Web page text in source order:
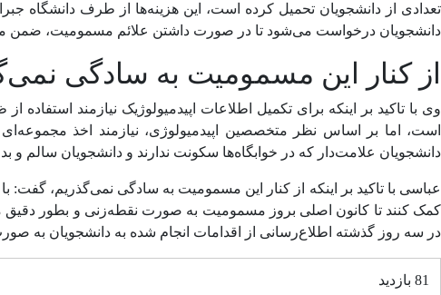
تعدادی از دانشجویان تحمیل کرده است، این هزینه‌ها از طرف
دانشجویان درخواست می‌شود تا در صورت داشتن علائم مسمومیت، ضمن
از کنار این مسمومیت به سادگی
وی با تاکید بر اینکه برای تکمیل اطلاعات اپیدمیولوژیک نیازمند
است، اما بر اساس نظر متخصصین اپیدمیولوژی، نیازمند اخذ
دانشجویان علامت‌دار که در خوابگاه‌ها سکونت ندارند و دانشجویان سالم و
عباسی با تاکید بر اینکه از کنار این مسمومیت به سادگی نمی‌گذریم، گفت:
کمک کنند تا کانون اصلی بروز مسمومیت به صورت نقطه‌زنی و بطور
در سه روز گذشته اطلاع‌رسانی از اقدامات انجام شده به دانشجویان به
81 بازدید